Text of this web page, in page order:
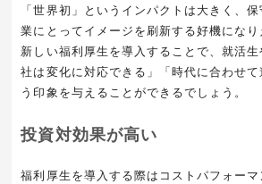
「世界初」というインパクトは大きく、
業にとってイメージを刷新する好機にな
新しい福利厚生を導入することで、就活
社は変化に対応できる」「時代に合わせ
う印象を与えることができるでしょう。
投資対効果が高い
福利厚生を導入する際はコストパフォー